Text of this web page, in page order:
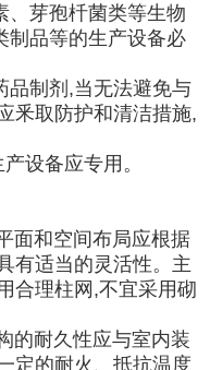
、芽孢杄菌类等生物
制品等的生产设备必
品制剂,当无法避免与
釆取防护和清洁措施,
设备应专用。
面和空间布局应根据
有适当的灵活性。主
合理柱网,不宜采用砌
的耐久性应与室内装
定的耐火、抵抗温度